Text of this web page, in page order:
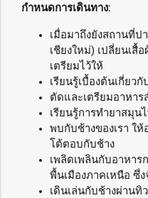
กำหนดการเดินทาง:
เมื่อมาถึงยังสถานที่ป
เชียงใหม่) เปลี่ยนเสื้
เตรียมไว้ให้
เรียนรู้เบื้องต้นเกี่ยว
ตัดและเตรียมอาหาร
เรียนรู้การทำยาสมุน
พบกับช้างของเรา ใ
โต้ตอบกับช้าง
เพลิดเพลินกับอาหาร
พื้นเมืองภาคเหนือ ซึ่
เดินเล่นกับช้างผ่าน